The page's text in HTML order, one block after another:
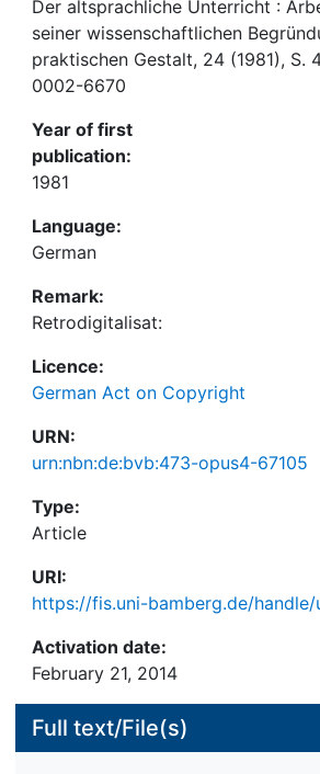
Der altsprachliche Unterricht :
seiner wissenschaftlichen
praktischen Gestalt, 24 (1981), S.
0002-6670
Year of first
publication:
1981
Language:
German
Remark:
Retrodigitalisat:
Licence:
German Act on Copyright
URN:
urn:nbn:de:bvb:473-opus4-67105
Type:
Article
URI:
https://fis.uni-bamberg.de/
Activation date:
February 21, 2014
Full text/File(s)